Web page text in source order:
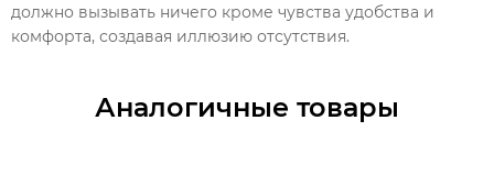
должно вызывать ничего кроме чувства удобства и
комфорта, создавая иллюзию отсутствия.
Аналогичные товары